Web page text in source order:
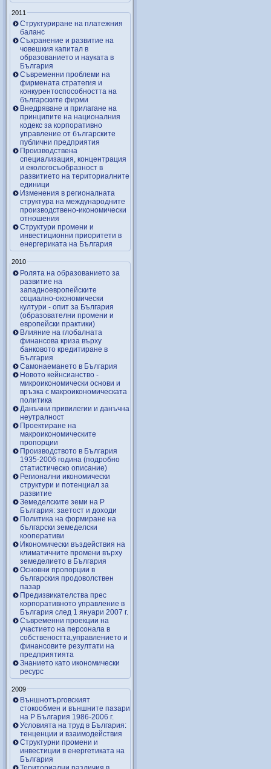
2011
Структуриране на платежния
баланс
Съхранение и развитие на
човешкия капитал в
образованието и науката в
България
Съвременни проблеми на
фирмената стратегия и
конкурентоспособността на
българските фирми
Внедряване и прилагане на
принципите на националния
кодекс за корпоративно
управление от българските
публични предприятия
Производствена
специализация, концентрация
и екологосъобразност в
развитието на териториалните
единици
Изменения в регионалната
структура на международните
производствено-икономически
отношения
Структури промени и
инвестиционни приоритети в
енергериката на България
2010
Ролята на образованието за
развитие на
западноевропейските
социално-окономически
култури - опит за България
(образователни промени и
европейски практики)
Влияние на глобалната
финансова криза върху
банковото кредитиране в
България
Самонаемането в България
Новото кейнсианство -
микроикономически основи и
връзка с макроикономическата
политика
Данъчни привилегии и данъчна
неутралност
Проектиране на
макроикономическите
пропорции
Производството в България
1935-2006 година (подробно
статистическо описание)
Регионални икономически
структури и потенциал за
развитие
Земеделските земи на Р
България: заетост и доходи
Политика на формиране на
български земеделски
кооперативи
Икономически въздействия на
климатичните промени върху
земеделието в България
Основни пропорции в
българския продоволствен
пазар
Предизвикателства прес
корпоративното управление в
България след 1 януари 2007 г.
Съвременни проекции на
участието на персонала в
собствеността,управлението и
финансовите резултати на
предприятията
Знанието като икономически
ресурс
2009
Външнотърговският
стокообмен и външните пазари
на Р България 1986-2006 г.
Условията на труд в България:
тенценции и взаимодействия
Структурни промени и
инвестиции в енергетиката на
България